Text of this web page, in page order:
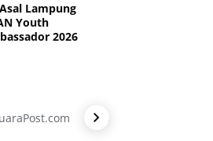
Lampung
Youth
2026
NarasiNews.com